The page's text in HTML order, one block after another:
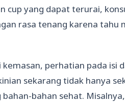
cup yang dapat terurai,
rasa tenang karena
kemasan, perhatian pada
sekarang tidak hanya
bahan sehat.